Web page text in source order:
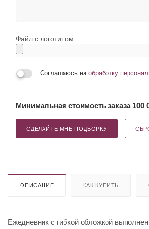
Файл с логотипом
Соглашаюсь на обработку
Минимальная стоимость заказа 100
СДЕЛАЙТЕ МНЕ ПОДБОРКУ
ОПИСАНИЕ КАК КУПИТЬ
Ежедневник с гибкой обложкой